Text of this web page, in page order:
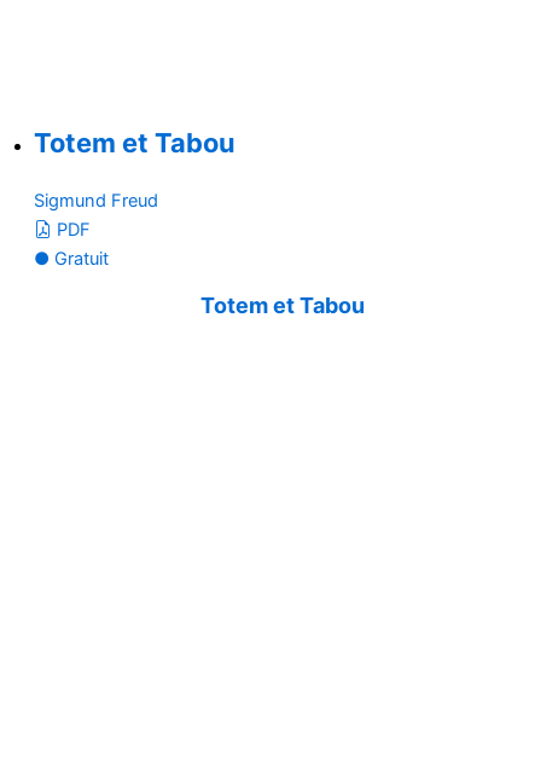
Totem et Tabou
Sigmund Freud
PDF
● Gratuit
Totem et Tabou